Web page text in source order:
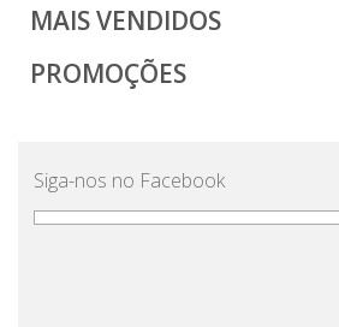
MAIS VENDIDOS
PROMOÇÕES
Siga-nos no Facebook